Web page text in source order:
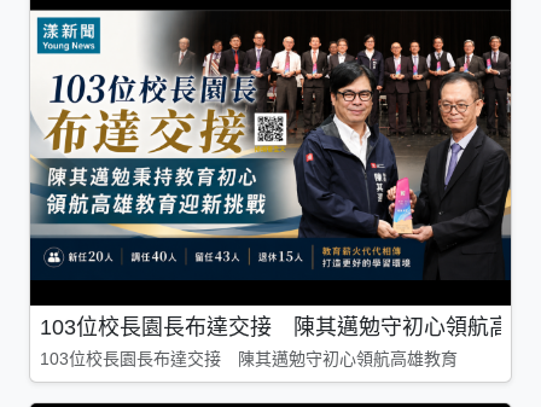
103位校長園長布達交接 陳其邁勉守初心領航高雄
103位校長園長布達交接 陳其邁勉守初心領航高雄教育